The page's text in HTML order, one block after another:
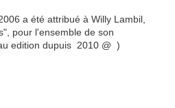
a été attribué à Willy Lambil,
pour l'ensemble de son
edition dupuis 2010 @ )